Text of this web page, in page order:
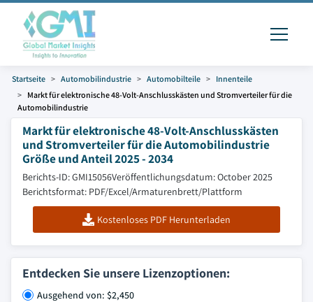
Startseite Automobilindustrie Automobilteile
Innenteile
Markt für elektronische 48-Volt-Anschlusskästen und Stromverteiler für die
Automobilindustrie
Markt für elektronische 48-Volt-Anschlusskästen
und Stromverteiler für die Automobilindustrie
Größe und Anteil 2025 - 2034
Berichts-ID: GMI15056Veröffentlichungsdatum: October 2025
Berichtsformat: PDF/Excel/Armaturenbrett/Plattform
Kostenloses PDF Herunterladen
Entdecken Sie unsere Lizenzoptionen:
Ausgehend von: $2,450